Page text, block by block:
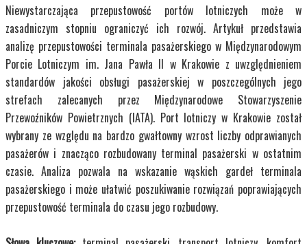
Niewystarczająca przepustowość portów lotniczych może w
zasadniczym stopniu ograniczyć ich rozwój. Artykuł przedstawia
analizę przepustowości terminala pasażerskiego w Międzynarodowym
Porcie Lotniczym im. Jana Pawła II w Krakowie z uwzględnieniem
standardów jakości obsługi pasażerskiej w poszczególnych jego
strefach zalecanych przez Międzynarodowe Stowarzyszenie
Przewoźników Powietrznych (IATA). Port lotniczy w Krakowie został
wybrany ze względu na bardzo gwałtowny wzrost liczby odprawianych
pasażerów i znacząco rozbudowany terminal pasażerski w ostatnim
czasie. Analiza pozwala na wskazanie wąskich gardeł terminala
pasażerskiego i może ułatwić poszukiwanie rozwiązań poprawiających
przepustowość terminala do czasu jego rozbudowy.